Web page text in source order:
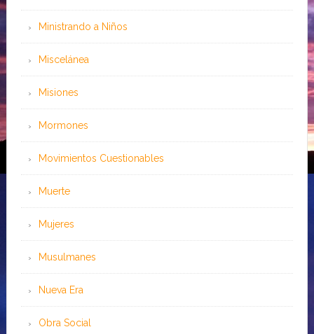
Ministrando a Niños
Miscelánea
Misiones
Mormones
Movimientos Cuestionables
Muerte
Mujeres
Musulmanes
Nueva Era
Obra Social